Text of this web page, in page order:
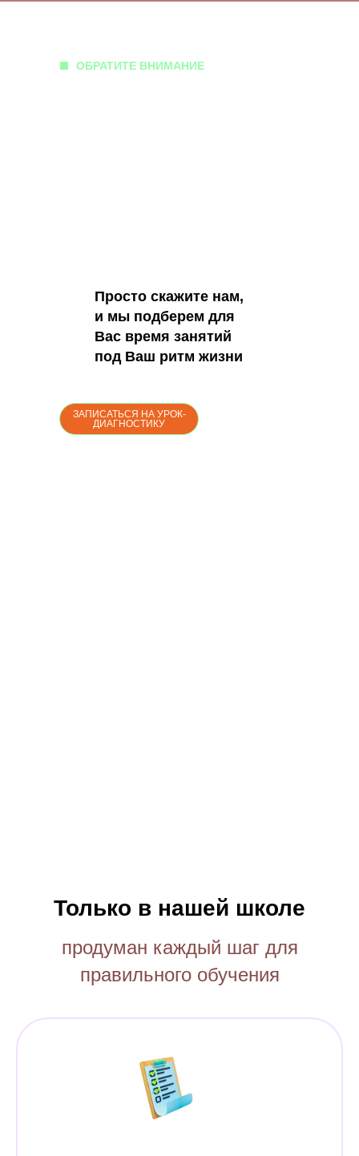
ОБРАТИТЕ ВНИМАНИЕ
ЗАПИСАТЬСЯ НА УРОК-
ДИАГНОСТИКУ
Просто скажите нам,
и мы подберем для
Вас время занятий
под Ваш ритм жизни
Только в нашей школе
продуман каждый шаг для
правильного обучения